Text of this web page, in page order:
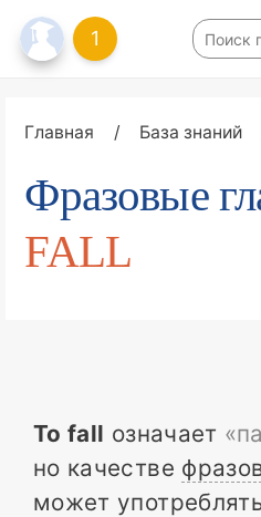
1
Главная / База знаний
Фразовые
FALL
To fall означает
но качестве
может